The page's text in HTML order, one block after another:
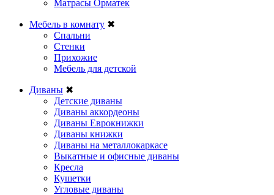
Матрасы Орматек
Мебель в комнату ✖
Спальни
Стенки
Прихожие
Мебель для детской
Диваны ✖
Детские диваны
Диваны аккордеоны
Диваны Еврокнижки
Диваны книжки
Диваны на металлокаркасе
Выкатные и офисные диваны
Кресла
Кушетки
Угловые диваны